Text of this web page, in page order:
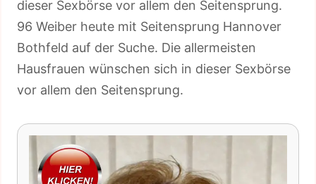
dieser Sexbörse vor allem den Seitensprung.
96 Weiber heute mit Seitensprung Hannover
Bothfeld auf der Suche. Die allermeisten
Hausfrauen wünschen sich in dieser Sexbörse
vor allem den Seitensprung.